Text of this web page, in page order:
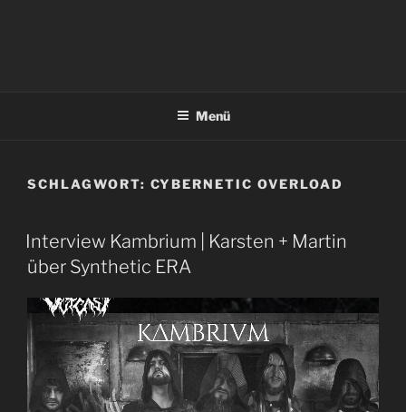
Menü
SCHLAGWORT: CYBERNETIC OVERLOAD
Interview Kambrium | Karsten + Martin
über Synthetic ERA